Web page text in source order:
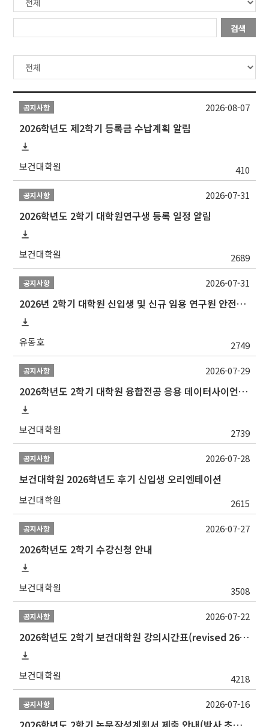
검색
공지사항
2026학년도 제2학기 등록금 수납계획 알림
보건대학원 410
2026-08-07
공지사항
2026학년도 2학기 대학원연구생 등록 일정 알림
보건대학원 2689
2026-07-31
공지사항
2026년 2학기 대학원 신입생 및 신규 임용 연구원 안전환경교육(신규교육) 실시 안내
유동호 2749
2026-07-31
공지사항
2026학년도 2학기 대학원 융합전공 응용 데이터사이언스 선발 계획 알림
보건대학원 2739
2026-07-29
공지사항
보건대학원 2026학년도 후기 신입생 오리엔테이션
보건대학원 2615
2026-07-28
공지사항
2026학년도 2학기 수강신청 안내
보건대학원 3508
2026-07-27
공지사항
2026학년도 2학기 보건대학원 강의시간표(revised 260803)(2026 2nd SEMESTER SNU GSPH TIMETABLE)
보건대학원 4218
2026-07-22
공지사항 2026-07-16